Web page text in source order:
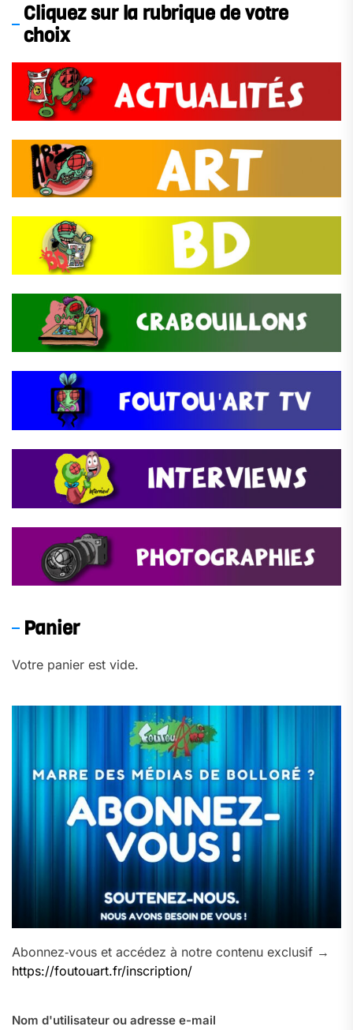
Cliquez sur la rubrique de votre
choix
Panier
Votre panier est vide.
Abonnez‑vous et accédez à notre contenu exclusif →
https://foutouart.fr/inscription/
Nom d'utilisateur ou adresse e-mail